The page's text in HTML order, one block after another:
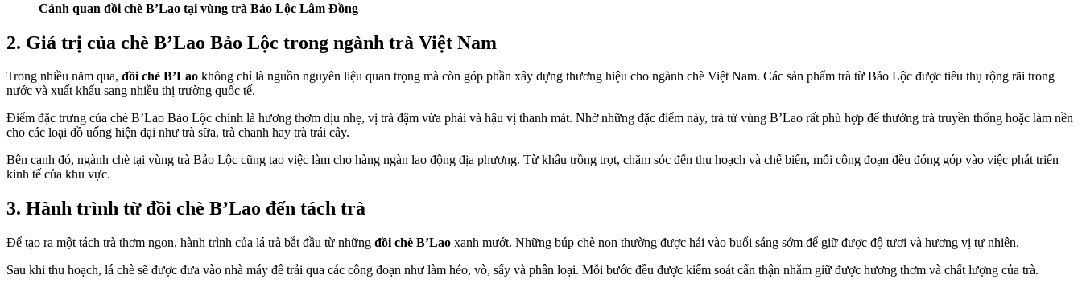
Cảnh quan đồi chè B’Lao tại vùng trà Bảo Lộc Lâm Đồng
2. Giá trị của chè B’Lao Bảo Lộc trong ngành trà Việt Nam
Trong nhiều năm qua, đồi chè B’Lao không chỉ là nguồn nguyên liệu quan trọng mà còn góp phần xây dựng thương hiệu cho ngành chè Việt Nam. Các sản phẩm trà từ Bảo Lộc được tiêu thụ rộng rãi trong
nước và xuất khẩu sang nhiều thị trường quốc tế.
Điểm đặc trưng của chè B’Lao Bảo Lộc chính là hương thơm dịu nhẹ, vị trà đậm vừa phải và hậu vị thanh mát. Nhờ những đặc điểm này, trà từ vùng B’Lao rất phù hợp để thưởng trà truyền thống hoặc làm nền
cho các loại đồ uống hiện đại như trà sữa, trà chanh hay trà trái cây.
Bên cạnh đó, ngành chè tại vùng trà Bảo Lộc cũng tạo việc làm cho hàng ngàn lao động địa phương. Từ khâu trồng trọt, chăm sóc đến thu hoạch và chế biến, mỗi công đoạn đều đóng góp vào việc phát triển
kinh tế của khu vực.
3. Hành trình từ đồi chè B’Lao đến tách trà
Để tạo ra một tách trà thơm ngon, hành trình của lá trà bắt đầu từ những đồi chè B’Lao xanh mướt. Những búp chè non thường được hái vào buổi sáng sớm để giữ được độ tươi và hương vị tự nhiên.
Sau khi thu hoạch, lá chè sẽ được đưa vào nhà máy để trải qua các công đoạn như làm héo, vò, sấy và phân loại. Mỗi bước đều được kiểm soát cẩn thận nhằm giữ được hương thơm và chất lượng của trà.